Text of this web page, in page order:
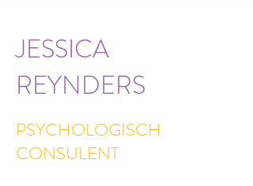
JESSICA
REYNDERS
PSYCHOLOGISCH
CONSULENT